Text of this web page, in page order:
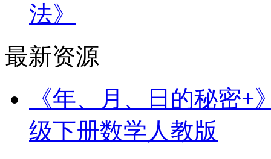
法》
最新资源
《年、月、日的秘密+
级下册数学人教版